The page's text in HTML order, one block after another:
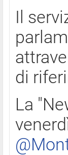
Il
di
La